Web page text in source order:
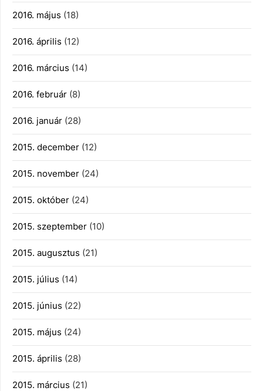
2016. május (18)
2016. április (12)
2016. március (14)
2016. február (8)
2016. január (28)
2015. december (12)
2015. november (24)
2015. október (24)
2015. szeptember (10)
2015. augusztus (21)
2015. július (14)
2015. június (22)
2015. május (24)
2015. április (28)
2015. március (21)